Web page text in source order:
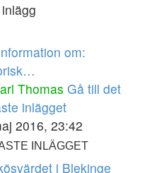
om:
Thomas Gå till det
inlägget
2016, 23:42
INLÄGGET
i Blekinge